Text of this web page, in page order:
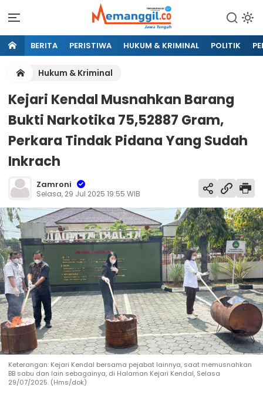
BERITA PERISTIWA HUKUM & KRIMINAL POLITIK
Hukum & Kriminal
Kejari Kendal Musnahkan Barang
Bukti Narkotika 75,52887 Gram,
Perkara Tindak Pidana Yang Sudah
Inkrach
Zamroni
Selasa, 29 Jul 2025 19:55 WIB
Keterangan: Kejari Kendal bersama pejabat lainnya, saat memusnahkan
BB sabu dan lain sebagainya, di Halaman Kejari Kendal, Selasa
29/07/2025. (Hms/dok)